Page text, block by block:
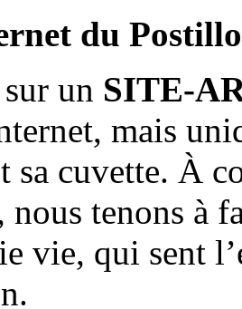
du
un SITE-
mais
sa cuvette. À
nous tenons à
vie, qui sent